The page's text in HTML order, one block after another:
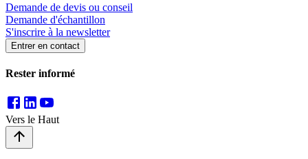
Demande de devis ou conseil
Demande d'échantillon
S'inscrire à la newsletter
Entrer en contact
Rester informé
Vers le Haut